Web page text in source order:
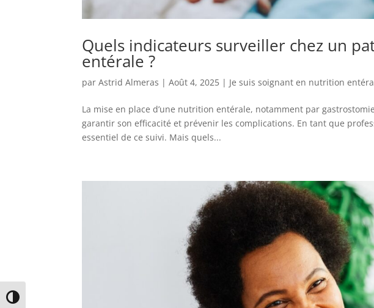
Passer en contraste élevé
Quels indicateurs surveiller chez un
entérale ?
parAstrid Almeras |Août 4, 2025 | Je suis soignant en nutrition
La mise en place d’une nutrition entérale, notamment par
garantir son efficacité et prévenir les complications. En tant que
essentiel de ce suivi. Mais quels...